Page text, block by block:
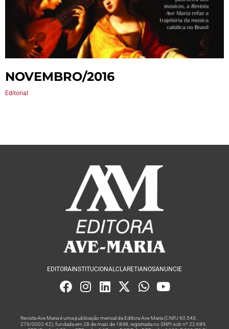
NOVEMBRO/2016
Editorial
EDITORA INSTITUCIONALCLARETIANOSANUNCIE
Revista Ave Maria é uma publicação mensal da Editora Ave-Maria (CNPJ 60.543.
279/0002-62), fundada em 28 de maio de 1898, registrada no SNPI sob nº 22.689,